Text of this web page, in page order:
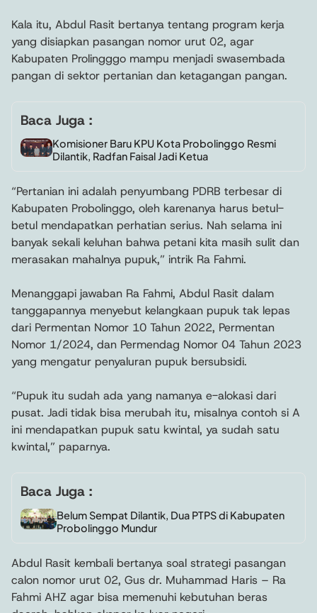
Kala itu, Abdul Rasit bertanya tentang program kerja
yang disiapkan pasangan nomor urut 02, agar
Kabupaten Prolingggo mampu menjadi swasembada
pangan di sektor pertanian dan ketagangan pangan.
Baca Juga :
Komisioner Baru KPU Kota Probolinggo Resmi
Dilantik, Radfan Faisal Jadi Ketua
“Pertanian ini adalah penyumbang PDRB terbesar di
Kabupaten Probolinggo, oleh karenanya harus betul-
betul mendapatkan perhatian serius. Nah selama ini
banyak sekali keluhan bahwa petani kita masih sulit dan
merasakan mahalnya pupuk,” intrik Ra Fahmi.
Menanggapi jawaban Ra Fahmi, Abdul Rasit dalam
tanggapannya menyebut kelangkaan pupuk tak lepas
dari Permentan Nomor 10 Tahun 2022, Permentan
Nomor 1/2024, dan Permendag Nomor 04 Tahun 2023
yang mengatur penyaluran pupuk bersubsidi.
“Pupuk itu sudah ada yang namanya e-alokasi dari
pusat. Jadi tidak bisa merubah itu, misalnya contoh si A
ini mendapatkan pupuk satu kwintal, ya sudah satu
kwintal,” paparnya.
Baca Juga :
Belum Sempat Dilantik, Dua PTPS di Kabupaten
Probolinggo Mundur
Abdul Rasit kembali bertanya soal strategi pasangan
calon nomor urut 02, Gus dr. Muhammad Haris – Ra
Fahmi AHZ agar bisa memenuhi kebutuhan beras